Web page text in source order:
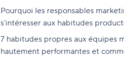
Pourquoi les responsables
s’intéresser aux habitudes
7 habitudes propres aux équipes
hautement performantes et